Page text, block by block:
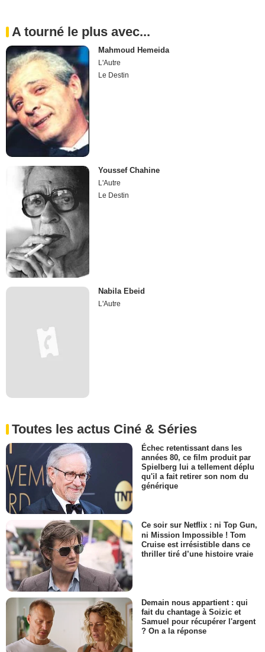
A tourné le plus avec...
Mahmoud Hemeida
L'Autre
Le Destin
Youssef Chahine
L'Autre
Le Destin
Nabila Ebeid
L'Autre
Toutes les actus Ciné & Séries
Échec retentissant dans les
années 80, ce film produit par
Spielberg lui a tellement déplu
qu'il a fait retirer son nom du
générique
Ce soir sur Netflix : ni Top Gun,
ni Mission Impossible ! Tom
Cruise est irrésistible dans ce
thriller tiré d’une histoire vraie
Demain nous appartient : qui
fait du chantage à Soizic et
Samuel pour récupérer l'argent
? On a la réponse